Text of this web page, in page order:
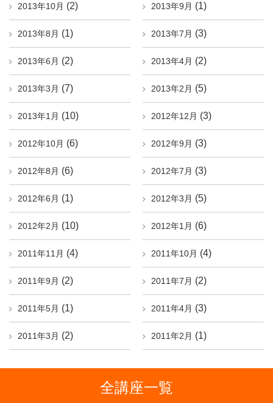
2013年10月 (2) 2013年9月 (1)
2013年8月 (1) 2013年7月 (3)
2013年6月 (2) 2013年4月 (2)
2013年3月 (7) 2013年2月 (5)
2013年1月 (10) 2012年12月 (3)
2012年10月 (6) 2012年9月 (3)
2012年8月 (6) 2012年7月 (3)
2012年6月 (1) 2012年3月 (5)
2012年2月 (10) 2012年1月 (6)
2011年11月 (4) 2011年10月 (4)
2011年9月 (2) 2011年7月 (2)
2011年5月 (1) 2011年4月 (3)
2011年3月 (2) 2011年2月 (1)
全講座一覧